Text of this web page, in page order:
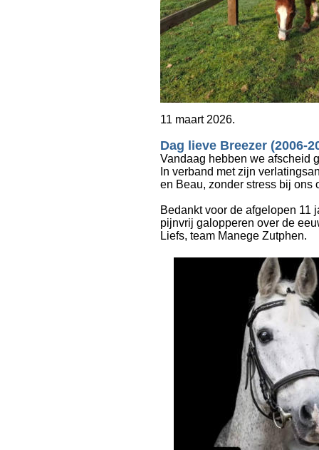
11 maart 2026.
Dag lieve Breezer (2006-
Vandaag hebben we afscheid
In verband met zijn
en Beau, zonder stress bij
Bedankt voor de afgelopen 11
pijnvrij galopperen over de
Liefs, team Manege Zutphen.